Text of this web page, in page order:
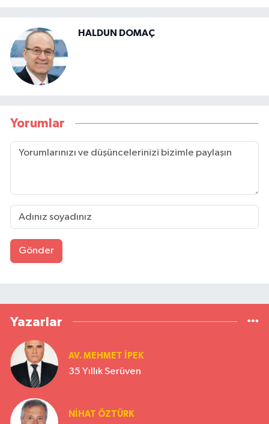
HALDUN DOMAÇ
Yorumlar
Gönder
Yazarlar
AV. MEHMET İPEK
35 Yıllık Serüven
NİHAT ÖZTÜRK